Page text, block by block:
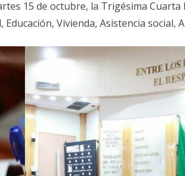
15 de octubre, la Trigésima
Vivienda, Asistencia